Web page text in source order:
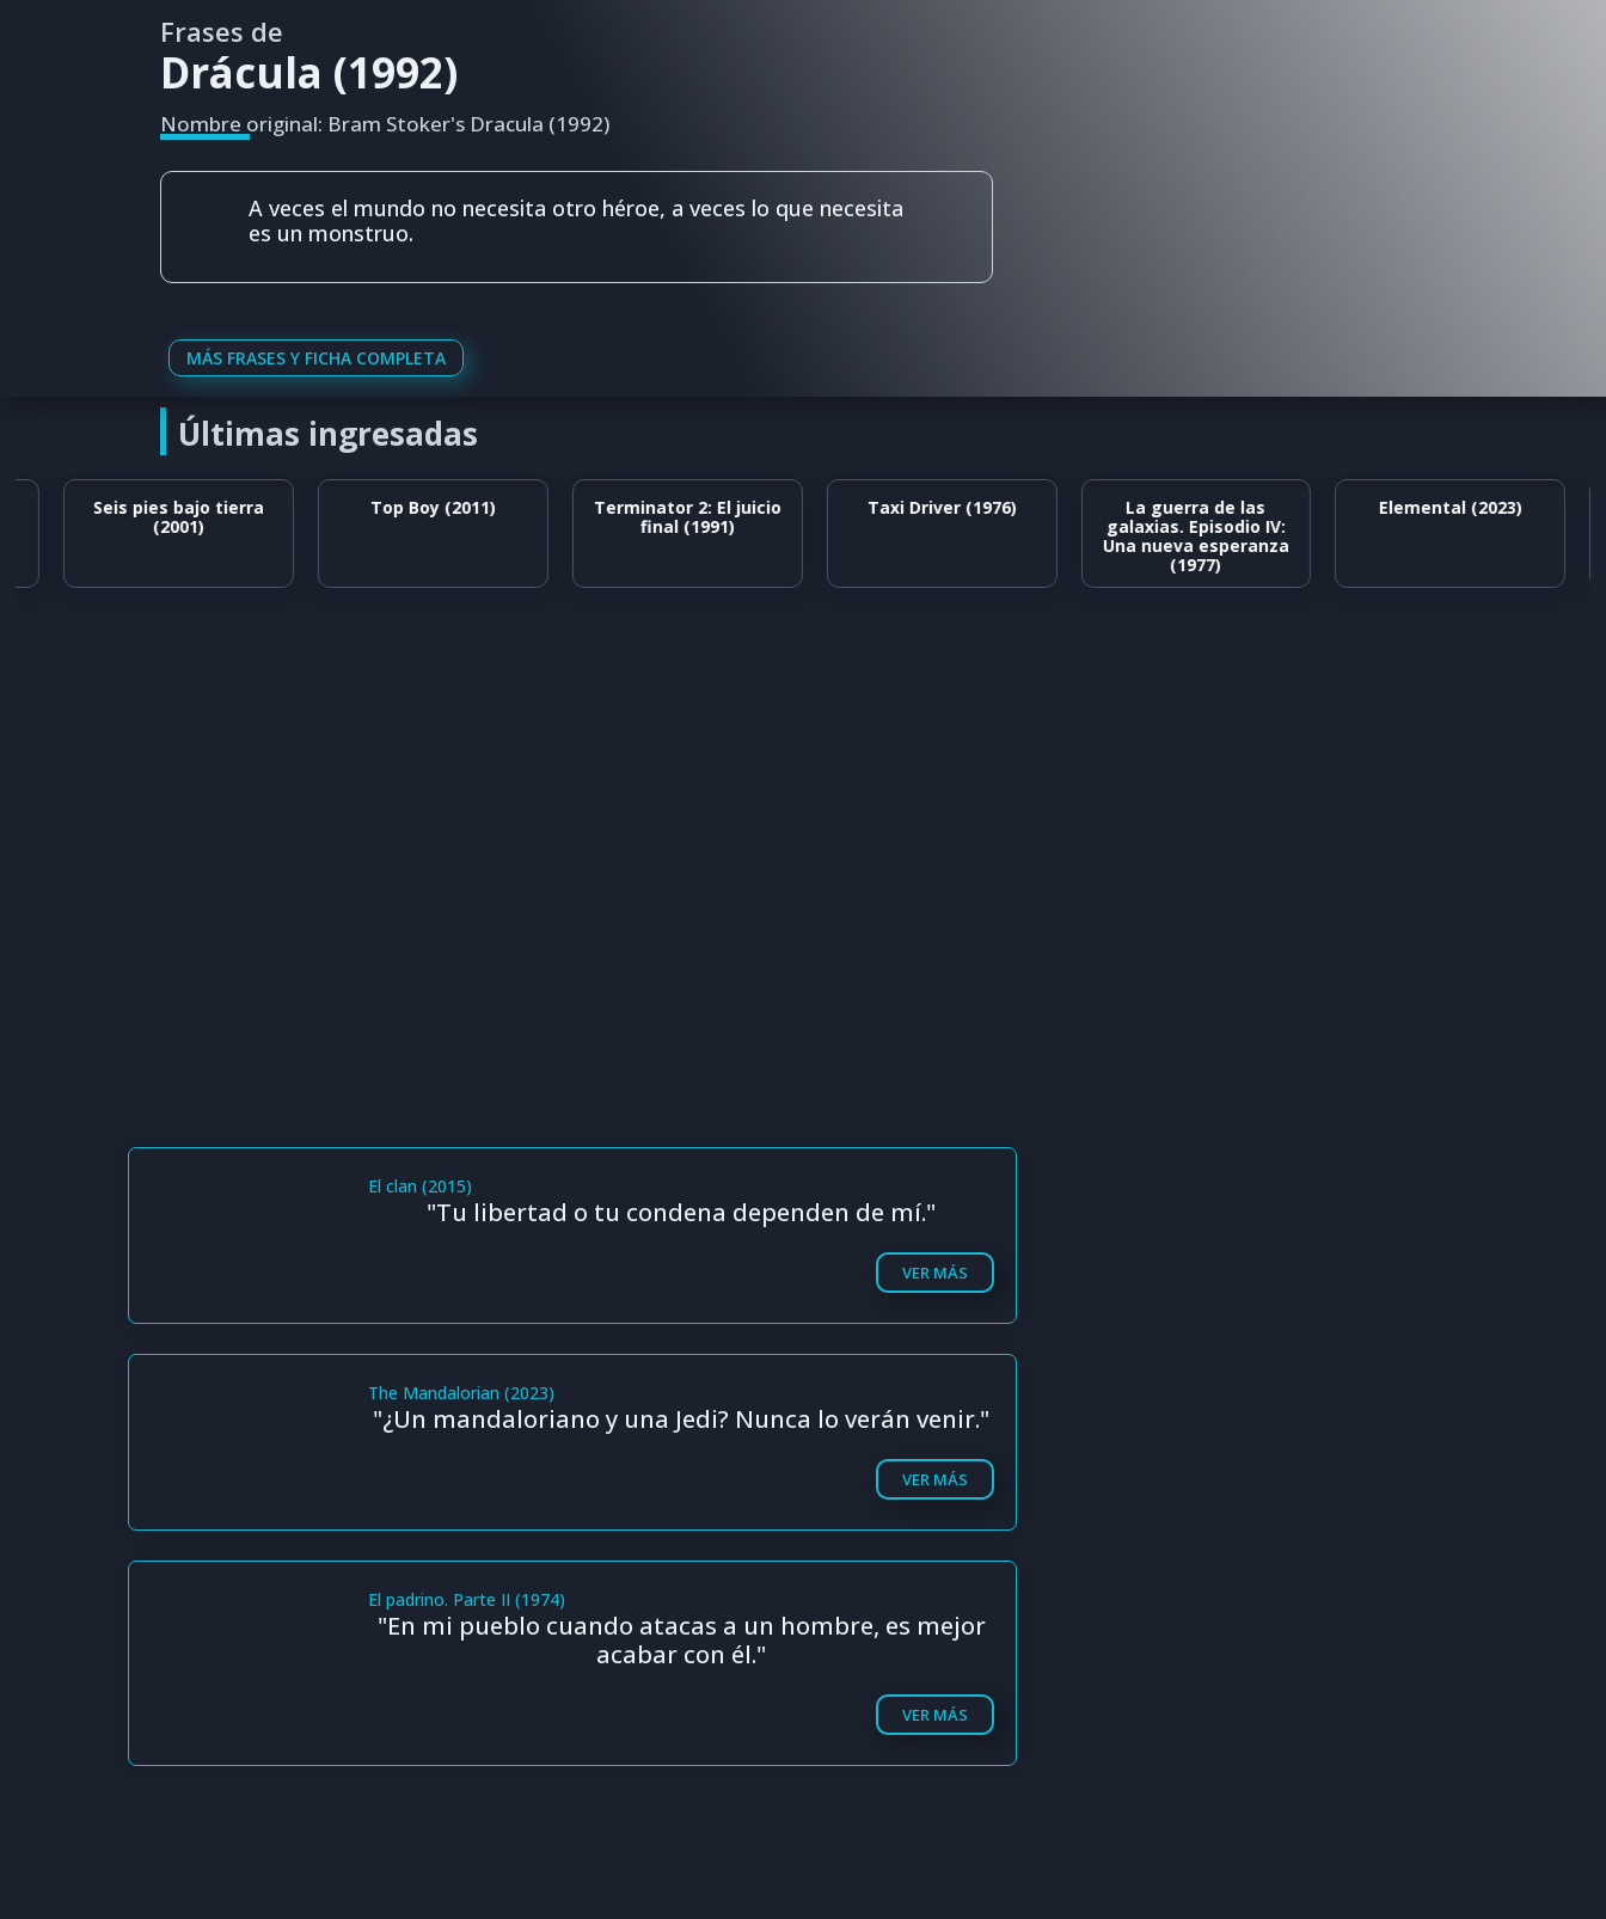
Frases de
Drácula (1992)
Nombre original: Bram Stoker's Dracula (1992)
A veces el mundo no necesita otro héroe, a veces lo que necesita
es un monstruo.
MÁS FRASES Y FICHA COMPLETA
Últimas ingresadas
Seis pies bajo tierra
(2001)
Top Boy (2011)
Terminator 2: El juicio
final (1991)
Taxi Driver (1976)
La guerra de las
galaxias. Episodio IV:
Una nueva esperanza
(1977)
Elemental (2023)
El clan (2015)
"Tu libertad o tu condena dependen de mí."
VER MÁS
The Mandalorian (2023)
"¿Un mandaloriano y una Jedi? Nunca lo verán venir."
VER MÁS
El padrino. Parte II (1974)
"En mi pueblo cuando atacas a un hombre, es mejor
acabar con él."
VER MÁS